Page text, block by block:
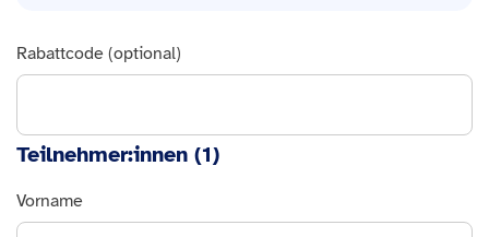
Rabattcode (optional)
Teilnehmer:innen (1)
Vorname